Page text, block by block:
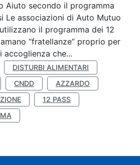
Aiuto secondo il programma
Le associazioni di Auto Mutuo
il programma dei 12
“fratellanze” proprio per
accoglienza che...
DISTURBI ALIMENTARI
CNDD
AZZARDO
12 PASS